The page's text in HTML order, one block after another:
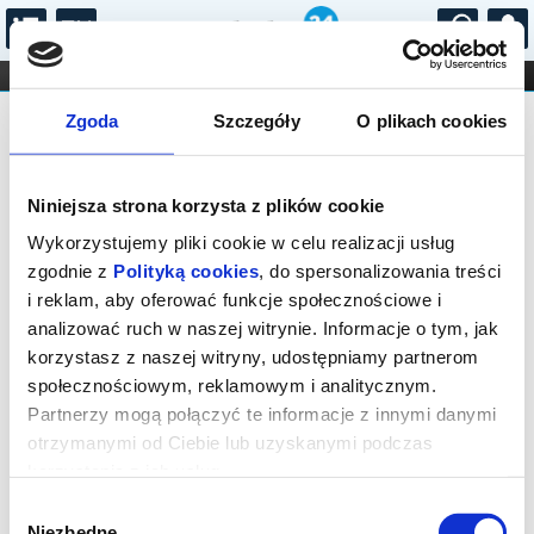
Zgoda Szczegóły O plikach cookies
Niniejsza strona korzysta z plików cookie
Wykorzystujemy pliki cookie w celu realizacji usług
zgodnie z Polityką cookies, do spersonalizowania treści
i reklam, aby oferować funkcje społecznościowe i
analizować ruch w naszej witrynie. Informacje o tym, jak
korzystasz z naszej witryny, udostępniamy partnerom
społecznościowym, reklamowym i analitycznym.
Partnerzy mogą połączyć te informacje z innymi danymi
otrzymanymi od Ciebie lub uzyskanymi podczas
...
FILHARMONIA OPERA I BALET
STAND-UP
DLA DZIECI
Bilety na: Cztery pory miłości
Warszawa, Karasia 2
01.10.2026, g. 19:30 (czwartek)
cena - od 21,20 pln
Organizator: Teatr Polski im. Arnolda Szyfmana w